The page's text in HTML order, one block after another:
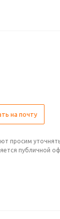
на почту
просим
публичной